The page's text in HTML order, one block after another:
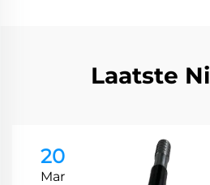
Laatste
20
Mar